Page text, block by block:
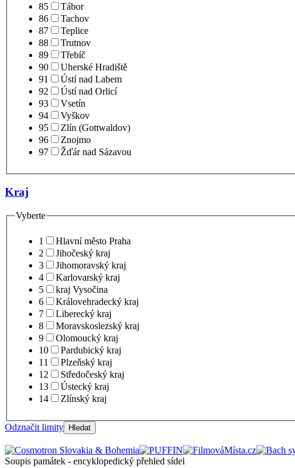
85
Tábor
86
Tachov
87
Teplice
88
Trutnov
89
Třebíč
90
Uherské Hradiště
91
Ústí nad Labem
92
Ústí nad Orlicí
93
Vsetín
94
Vyškov
95
Zlín (Gottwaldov)
96
Znojmo
97
Žďár nad Sázavou
Kraj
Vyberte
1
Hlavní město Praha
2
Jihočeský kraj
3
Jihomoravský kraj
4
Karlovarský kraj
5
kraj Vysočina
6
Královehradecký kraj
7
Liberecký kraj
8
Moravskoslezský kraj
9
Olomoucký kraj
10
Pardubický kraj
11
Plzeňský kraj
12
Středočeský kraj
13
Ústecký kraj
14
Zlínský kraj
Odznačit limity Hledat
Soupis památek - encyklopedický přehled sídel